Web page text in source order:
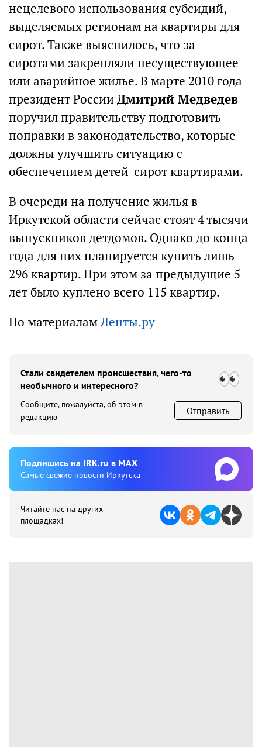
нецелевого использования субсидий,
выделяемых регионам на квартиры для
сирот. Также выяснилось, что за
сиротами закрепляли несуществующее
или аварийное жилье. В марте 2010 года
президент России Дмитрий Медведев
поручил правительству подготовить
поправки в законодательство, которые
должны улучшить ситуацию с
обеспечением детей-сирот квартирами.
В очереди на получение жилья в
Иркутской области сейчас стоят 4 тысячи
выпускников детдомов. Однако до конца
года для них планируется купить лишь
296 квартир. При этом за предыдущие 5
лет было куплено всего 115 квартир.
По материаламЛенты.ру
Стали свидетелем происшествия, чего-то
необычного и интересного?
Сообщите, пожалуйста, об этом в
редакцию
Отправить
Подпишиcь на IRK.ru в MAX
Cамые свежие новости Иркутска
Читайте нас на других
площадках!